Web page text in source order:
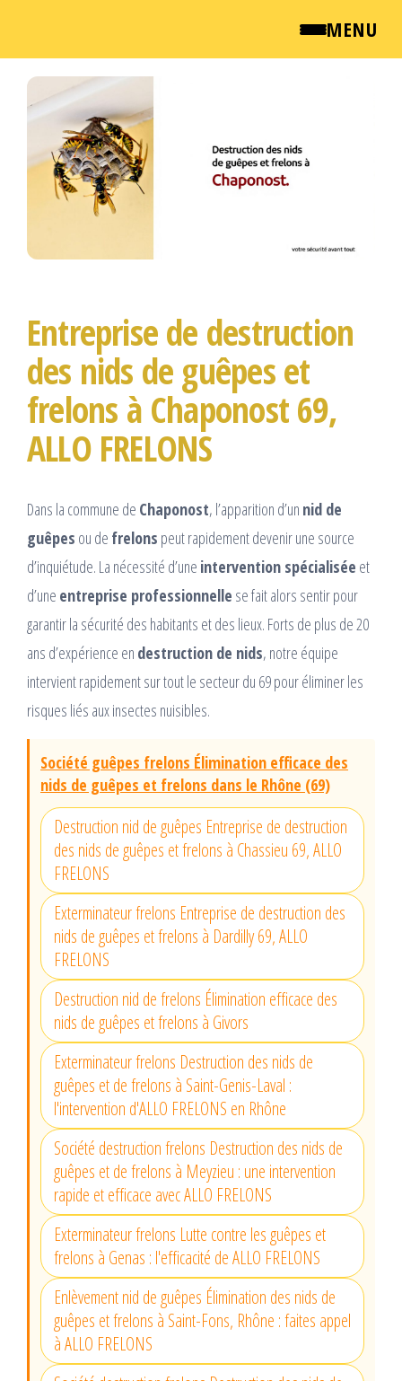
MENU
QUI SOMMES NOUS ?
NEWSROOM
TARIFS
ENGLISH
Passer
Entreprise de destruction
des nids de guêpes et
frelons à Chaponost 69,
ALLO FRELONS
Dans la commune de Chaponost, l’apparition d’un nid de
guêpes ou de frelons peut rapidement devenir une source
d’inquiétude. La nécessité d’une intervention spécialisée et
d’une entreprise professionnelle se fait alors sentir pour
garantir la sécurité des habitants et des lieux. Forts de plus de 20
ans d’expérience en destruction de nids, notre équipe
intervient rapidement sur tout le secteur du 69 pour éliminer les
risques liés aux insectes nuisibles.
Société guêpes frelons Élimination efficace des
nids de guêpes et frelons dans le Rhône (69)
Destruction nid de guêpes Entreprise de destruction
des nids de guêpes et frelons à Chassieu 69, ALLO
FRELONS
Exterminateur frelons Entreprise de destruction des
nids de guêpes et frelons à Dardilly 69, ALLO
FRELONS
Destruction nid de frelons Élimination efficace des
nids de guêpes et frelons à Givors
Exterminateur frelons Destruction des nids de
guêpes et de frelons à Saint-Genis-Laval :
l'intervention d'ALLO FRELONS en Rhône
Société destruction frelons Destruction des nids de
guêpes et de frelons à Meyzieu : une intervention
rapide et efficace avec ALLO FRELONS
Exterminateur frelons Lutte contre les guêpes et
frelons à Genas : l'efficacité de ALLO FRELONS
Enlèvement nid de guêpes Élimination des nids de
guêpes et frelons à Saint-Fons, Rhône : faites appel
à ALLO FRELONS